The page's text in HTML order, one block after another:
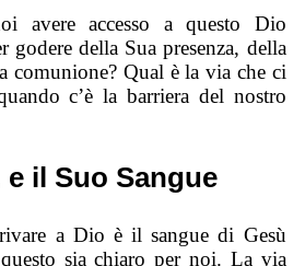
avere accesso a questo Dio
godere della Sua presenza, della
comunione? Qual è la via che ci
c’è la barriera del nostro
il Suo Sangue
a Dio è il sangue di Gesù
sia chiaro per noi. La via